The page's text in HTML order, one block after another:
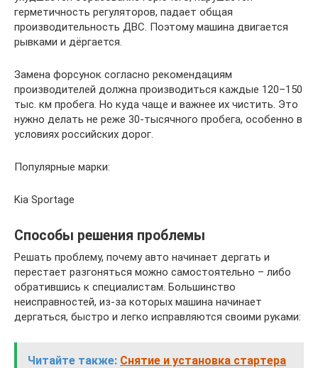
герметичность регуляторов, падает общая
производительность ДВС. Поэтому машина двигается
рывками и дёргается.
Замена форсунок согласно рекомендациям
производителей должна производиться каждые 120–150
тыс. км пробега. Но куда чаще и важнее их чистить. Это
нужно делать не реже 30‐тысячного пробега, особенно в
условиях российских дорог.
Популярные марки:
Kia Sportage
Способы решения проблемы
Решать проблему, почему авто начинает дергать и
перестает разгоняться можно самостоятельно – либо
обратившись к специалистам. Большинство
неисправностей, из-за которых машина начинает
дергаться, быстро и легко исправляются своими руками:
Читайте также: Снятие и установка стартера